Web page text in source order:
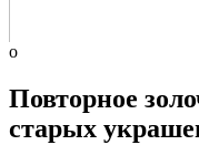
о
Повторное
старых